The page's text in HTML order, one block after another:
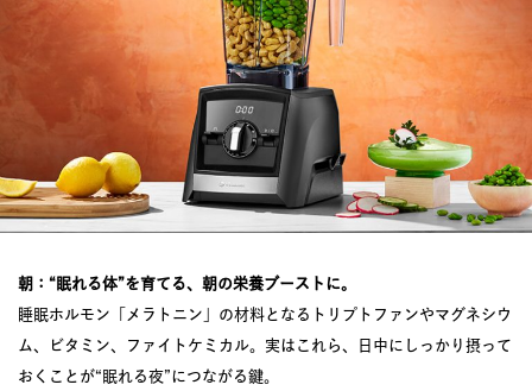
朝：“眠れる体”を育てる、朝の栄養ブーストに。
睡眠ホルモン「メラトニン」の材料となるトリプトファンやマグネシウ
ム、ビタミン、ファイトケミカル。実はこれら、日中にしっかり摂って
おくことが“眠れる夜”につながる鍵。